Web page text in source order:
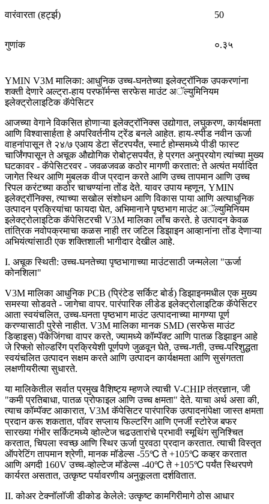
वारंवारता (हर्ट्झ) 50
गुणांक ०.३५
YMIN V3M मालिका: आधुनिक उच्च-घनतेच्या इलेक्ट्रॉनिक उपकरणांना
शक्ती देणारे अल्ट्रा-हाय परफॉर्मन्स सरफेस माउंट अॅल्युमिनियम
इलेक्ट्रोलाइटिक कॅपेसिटर
आजच्या वेगाने विकसित होणाऱ्या इलेक्ट्रॉनिक्स उद्योगात, लघुकरण, कार्यक्षमता
आणि विश्वासार्हता हे अपरिवर्तनीय ट्रेंड बनले आहेत. हाय-स्पीड नवीन ऊर्जा
वाहनांपासून ते २४/७ एआय डेटा सेंटरपर्यंत, स्मार्ट होम्समध्ये पीडी फास्ट
चार्जिंगपासून ते अचूक औद्योगिक रोबोट्सपर्यंत, हे प्रगत अनुप्रयोग त्यांच्या मुख्य
घटकावर - कॅपेसिटरवर - जवळजवळ कठोर मागणी करतात: ते अत्यंत मर्यादित
जागेत स्थिर आणि मुबलक वीज प्रदान करते आणि उच्च तापमान आणि उच्च
रिपल करंटच्या कठोर चाचण्यांना तोंड देते. यावर उपाय म्हणून, YMIN
इलेक्ट्रॉनिक्स, त्याच्या सखोल संशोधन आणि विकास पाया आणि अत्याधुनिक
उत्पादन प्रक्रियांचा फायदा घेत, अभिमानाने पृष्ठभाग माउंट अॅल्युमिनियम
इलेक्ट्रोलाइटिक कॅपेसिटरची V3M मालिका लाँच करते. हे उत्पादन केवळ
तांत्रिक नवोपक्रमाचा कळस नाही तर जटिल डिझाइन आव्हानांना तोंड देणाऱ्या
अभियंत्यांसाठी एक शक्तिशाली भागीदार देखील आहे.
I. अचूक स्थिती: उच्च-घनतेच्या पृष्ठभागाच्या माउंटसाठी जन्मलेला "ऊर्जा
कोनशिला"
V3M मालिका आधुनिक PCB (प्रिंटेड सर्किट बोर्ड) डिझाइनमधील एक मुख्य
समस्या सोडवते - जागेचा वापर. पारंपारिक लीडेड इलेक्ट्रोलाइटिक कॅपेसिटर
आता स्वयंचलित, उच्च-घनता पृष्ठभाग माउंट उत्पादनाच्या मागण्या पूर्ण
करण्यासाठी पुरेसे नाहीत. V3M मालिका मानक SMD (सरफेस माउंट
डिव्हाइस) पॅकेजिंगचा वापर करते, ज्यामध्ये कॉम्पॅक्ट आणि पातळ डिझाइन आहे
जे रिफ्लो सोल्डरिंग प्रक्रियेशी पूर्णपणे जुळवून घेते, उच्च-गती, उच्च-परिशुद्धता
स्वयंचलित उत्पादन सक्षम करते आणि उत्पादन कार्यक्षमता आणि सुसंगतता
लक्षणीयरीत्या सुधारते.
या मालिकेतील सर्वात प्रमुख वैशिष्ट्य म्हणजे त्याची V-CHIP तंत्रज्ञान, जी
"कमी प्रतिबाधा, पातळ प्रोफाइल आणि उच्च क्षमता" देते. याचा अर्थ असा की,
त्याच कॉम्पॅक्ट आकारात, V3M कॅपेसिटर पारंपारिक उत्पादनांपेक्षा जास्त क्षमता
प्रदान करू शकतात, पॉवर सप्लाय फिल्टरिंग आणि एनर्जी स्टोरेज बफर
सारख्या गंभीर सर्किटमध्ये व्होल्टेज चढउतारांचे प्रभावी स्मूथिंग सुनिश्चित
करतात, चिपला स्वच्छ आणि स्थिर ऊर्जा पुरवठा प्रदान करतात. त्याची विस्तृत
ऑपरेटिंग तापमान श्रेणी, मानक मॉडेल्स -55℃ ते +105℃ कव्हर करतात
आणि अगदी 160V उच्च-व्होल्टेज मॉडेल्स -40℃ ते +105℃ पर्यंत स्थिरपणे
कार्यरत असतात, उत्कृष्ट पर्यावरणीय अनुकूलता दर्शवितात.
II. कोअर टेक्नॉलॉजी डीकोड केलेले: उत्कृष्ट कामगिरीमागे ठोस आधार